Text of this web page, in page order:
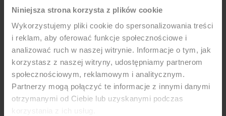
Niniejsza strona korzysta z plików cookie
Wykorzystujemy pliki cookie do spersonalizowania treści
i reklam, aby oferować funkcje społecznościowe i
analizować ruch w naszej witrynie. Informacje o tym, jak
korzystasz z naszej witryny, udostępniamy partnerom
społecznościowym, reklamowym i analitycznym.
Partnerzy mogą połączyć te informacje z innymi danymi
otrzymanymi od Ciebie lub uzyskanymi podczas
BAZA WIEDZY
ADRESY